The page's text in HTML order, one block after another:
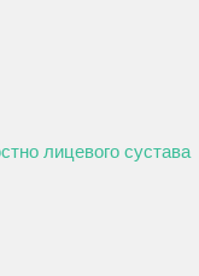
лицевого сустава